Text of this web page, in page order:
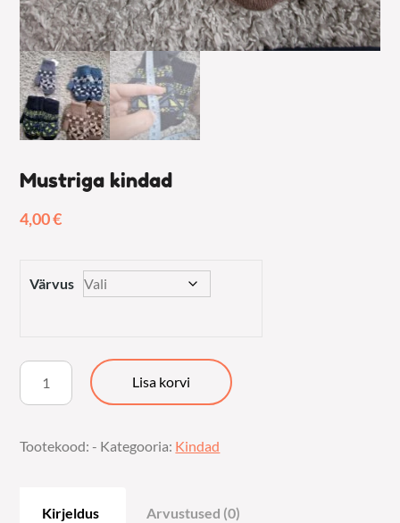
Mustriga kindad
4,00€
Värvus
Mustriga
kindad
Lisa korvi
Tootekood:- Kategooria: Kindad
Kirjeldus Arvustused (0)